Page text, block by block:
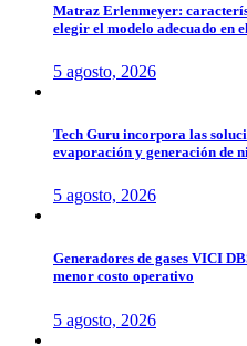
Matraz Erlenmeyer:
elegir el modelo adecuado en
5 agosto, 2026
Tech Guru incorpora las
evaporación y generación de
5 agosto, 2026
Generadores de gases VICI
menor costo operativo
5 agosto, 2026